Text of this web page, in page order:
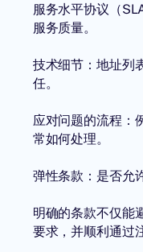
服务水平协议（
服务质量。
技术细节：地址列
任。
应对问题的流程：
常如何处理。
弹性条款：是否允
明确的条款不仅能
要求，并顺利通过